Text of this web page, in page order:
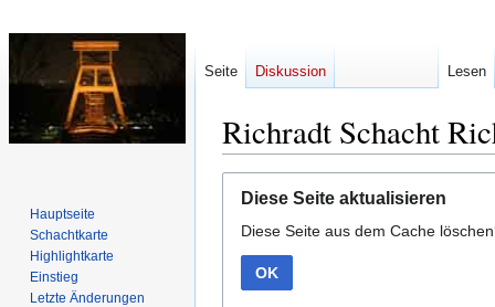
Richradt Schacht
Navigation
springen
Suche
springen
Diese Seite aktualisieren
Diese Seite aus dem Cache
OK
Seite Diskussion Lesen
Hauptseite
Schachtkarte
Highlightkarte
Einstieg
Letzte Änderungen